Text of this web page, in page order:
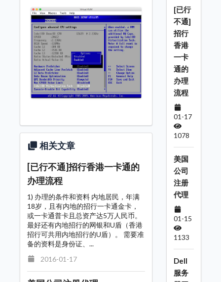
相关文章
[已行不通]招行香港一卡通的
办理流程
1) 办理的条件和资料 内地居民，年满
18岁，且有内地的招行一卡通金卡，
或一卡通普卡且总资产达5万人民币。
最好还有内地招行的网银和U盾（香港
招行可共用内地招行的U盾）。 需要准
备的资料是身份证、...
2016-01-17
[已行
不通]
招行
香港
一卡
通的
办理
流程
01-17
1078
美国
公司
注册
代理
01-15
1133
Dell
服务